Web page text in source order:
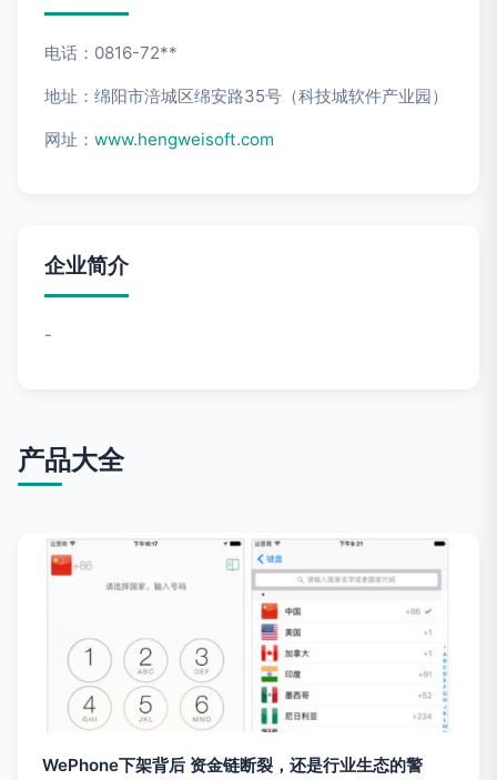
电话：0816-72**
地址：绵阳市涪城区绵安路35号（科技城软件产业园）
网址： www.hengweisoft.com
企业简介
-
产品大全
WePhone下架背后 资金链断裂，还是行业生态的警